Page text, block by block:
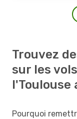
Trouvez
sur les
l'Toulouse
Pourquoi